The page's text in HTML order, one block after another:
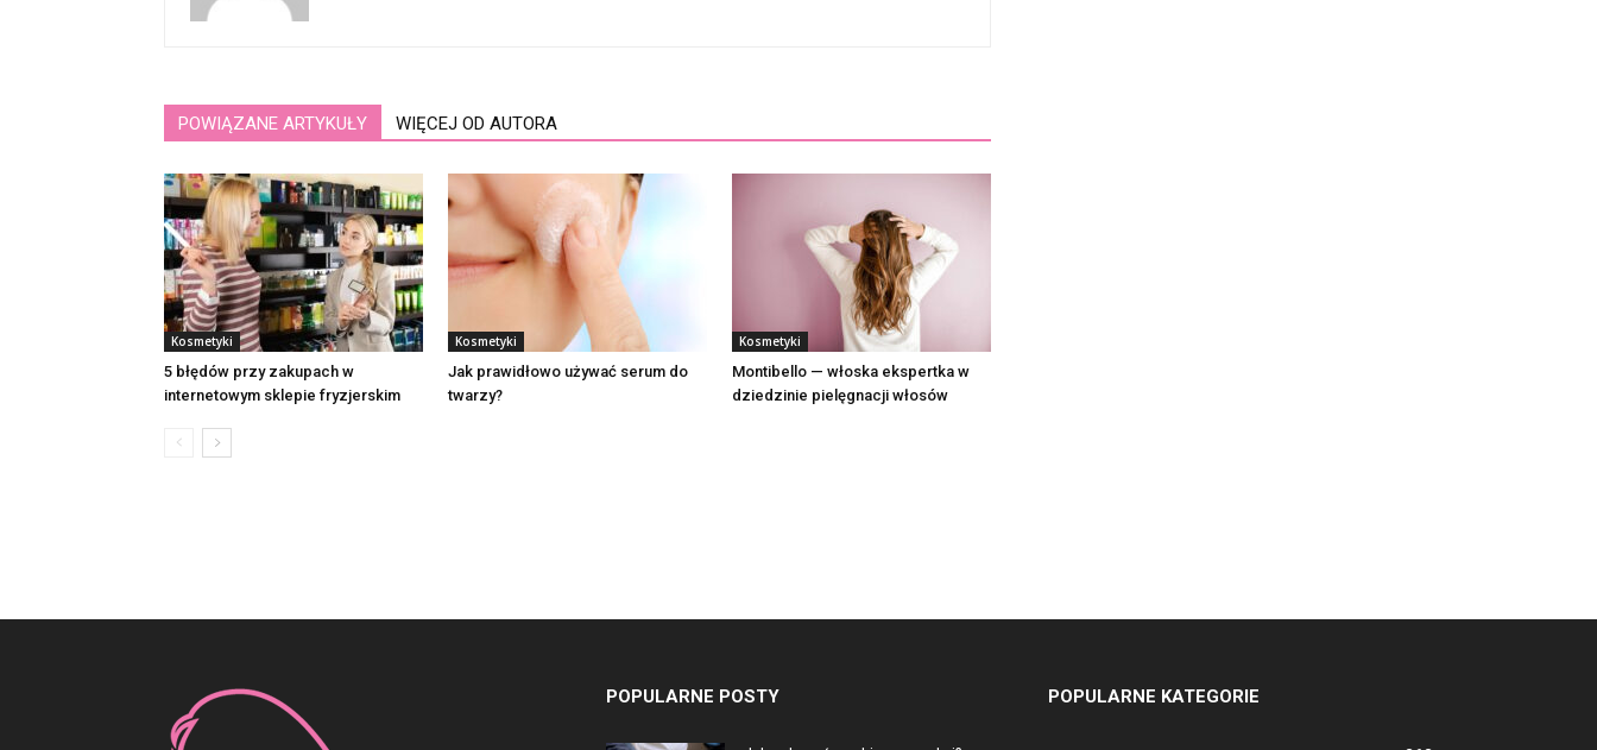
POWIĄZANE ARTYKUŁY WIĘCEJ OD AUTORA
Kosmetyki
5 błędów przy zakupach w
internetowym sklepie fryzjerskim
Kosmetyki
Jak prawidłowo używać serum do
twarzy?
Kosmetyki
Montibello — włoska ekspertka w
dziedzinie pielęgnacji włosów
POPULARNE POSTY POPULARNE KATEGORIE